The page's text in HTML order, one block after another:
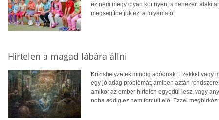
ez nem megy olyan könnyen, s nehezen
megsegíthetjük ezt a folyamatot.
Hirtelen a magad lábára állni
Krízishelyzetek mindig adódnak. Ezekkel vagy
egy jó adag problémát, amiben aztán
amikor az ember hirtelen egyedül lesz, vagy
noha addig ez nem fordult elő. Ezzel